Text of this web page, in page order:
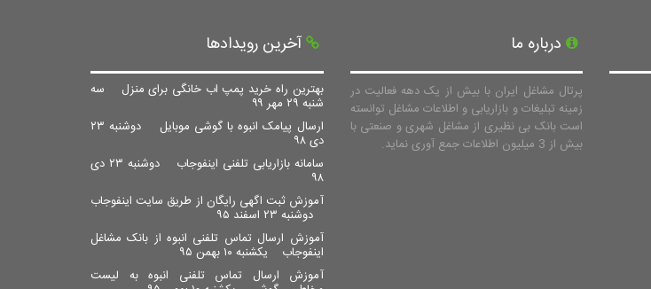
درباره ما
پرتال مشاغل ایران با بیش از یک دهه فعالیت در
زمینه تبلیغات و بازاریابی و اطلاعات مشاغل توانسته
است بانک بی نظیری از مشاغل شهری و صنعتی با
بیش از 3 میلیون اطلاعات جمع آوری نماید.
آخرین رویدادها
بهترین راه خرید پمپ اب خانگی برای منزل سه
شنبه ۲۹ مهر ۹۹
ارسال پیامک انبوه با گوشی موبایل
دوشنبه ۲۳
دی ۹۸
سامانه بازاریابی تلفنی اینفوجاب
دوشنبه ۲۳ دی
۹۸
آموزش ثبت اگهی رایگان از طریق سایت اینفوجاب
دوشنبه ۲۳ اسفند ۹۵
آموزش ارسال تماس تلفنی انبوه از بانک مشاغل
اینفوجاب یکشنبه ۱۰ بهمن ۹۵
آموزش ارسال تماس تلفنی انبوه به لیست